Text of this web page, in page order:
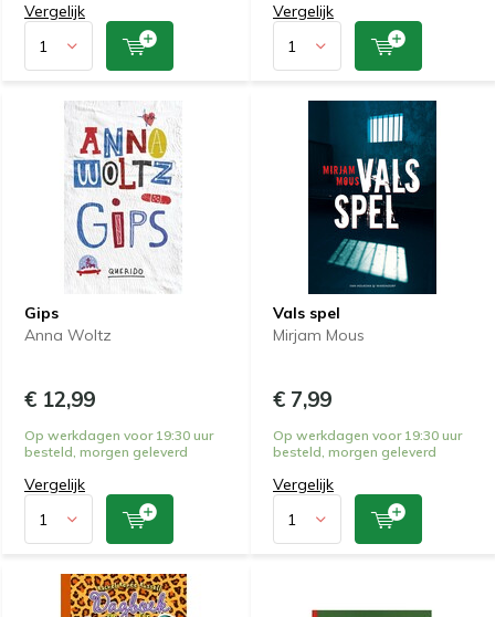
Vergelijk Vergelijk
Gips
Anna Woltz
€ 12,99
Op werkdagen voor 19:30 uur
besteld, morgen geleverd
Vergelijk
Vals spel
Mirjam Mous
€ 7,99
Op werkdagen voor 19:30 uur
besteld, morgen geleverd
Vergelijk